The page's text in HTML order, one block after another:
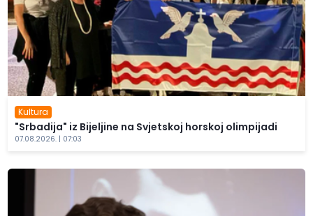
Kultura
"Srbadija" iz Bijeljine na Svjetskoj horskoj olimpijadi
07.08.2026. | 07:03